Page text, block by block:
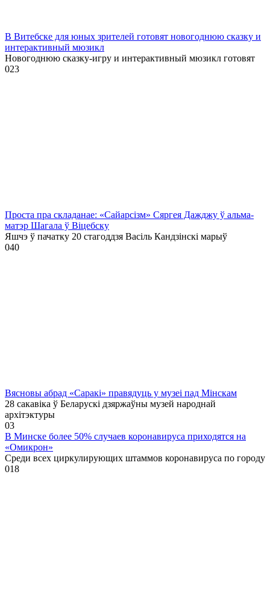
В Витебске для юных зрителей готовят новогоднюю сказку и
интерактивный мюзикл
Новогоднюю сказку-игру и интерактивный мюзикл готовят
023
Проста пра складанае: «Сайарсізм» Сяргея Дажджу ў альма-
матэр Шагала ў Віцебску
Яшчэ ў пачатку 20 стагоддзя Васіль Кандзінскі марыў
040
Вясновы абрад «Саракі» правядуць у музеі пад Мінскам
28 сакавіка ў Беларускі дзяржаўны музей народнай
архітэктуры
03
В Минске более 50% случаев коронавируса приходятся на
«Омикрон»
Среди всех циркулирующих штаммов коронавируса по городу
018